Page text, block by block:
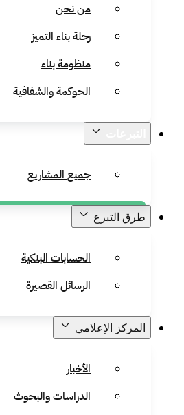
من نحن
رحلة بناء التميز
منظومة بناء
الحوكمة والشفافية
جميع المشاريع
طرق التبرع
الحسابات البنكية
الرسائل القصيرة
المركز الإعلامي
الأخبار
الدراسات والبحوث